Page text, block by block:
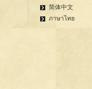
简体中文
ภาษาไทย